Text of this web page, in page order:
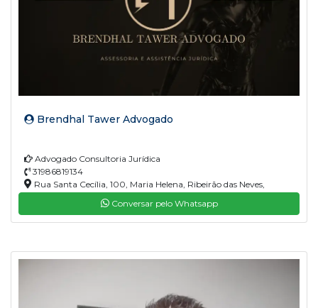
Brendhal Tawer Advogado
Advogado Consultoria Jurídica
31986819134
Rua Santa Cecília, 100, Maria Helena, Ribeirão das Neves,
Conversar pelo Whatsapp